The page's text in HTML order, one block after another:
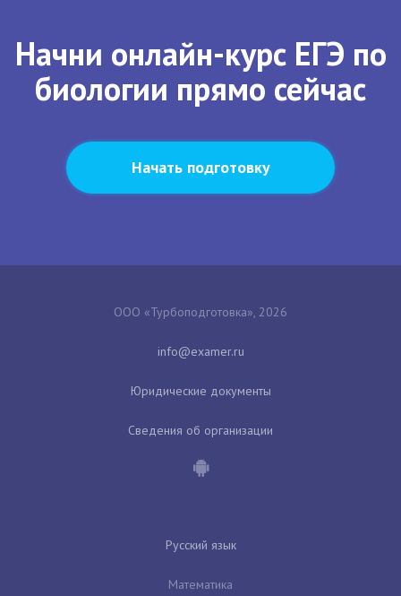
Начни онлайн-курс ЕГЭ по
биологии прямо сейчас
Начать подготовку
ООО «Турбоподготовка», 2026
Юридические документы
Сведения об организации
Русский язык
Математика